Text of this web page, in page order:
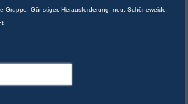
Gruppe Günstiger, Herausforderung neu Schöneweide